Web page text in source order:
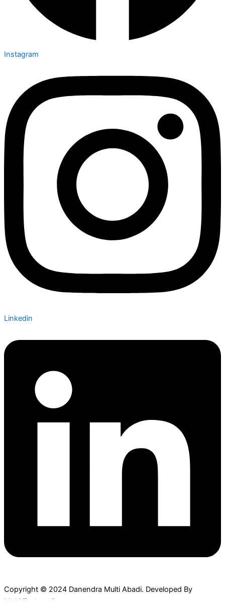
Instagram
Linkedin
Copyright © 2024 Danendra Multi Abadi. Developed By
MahirTechno.Com